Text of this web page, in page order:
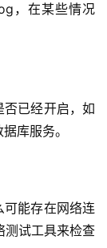
，在某些情况
已经开启，如
库服务。
能存在网络连
测试工具来检查